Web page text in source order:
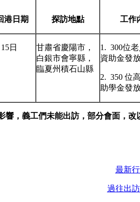
港日期 探訪地點 工作
日
甘肅省慶陽市，
白銀市會寧縣，
臨夏州積石山縣
1. 300位
資助金發放
2. 350 位
助學金發放
響，義工們未能出訪，部分會面，改
最新
過往出